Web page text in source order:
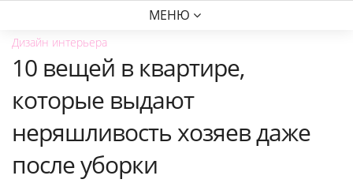
МЕНЮ
Дизайн интерьера
10 вещей в квартире,
которые выдают
неряшливость хозяев даже
после уборки